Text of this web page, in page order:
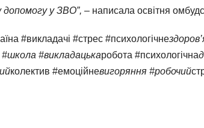
допомогу у ЗВО”, – написала освітня
#викладачі #стрес #психологічне
#викладацькаробота #психологічна
колектив #емоційневигоряння #робочий